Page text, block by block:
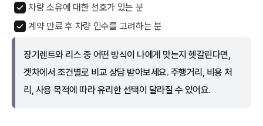
차량 소유에 대한 선호가 있는 분
계약 만료 후 차량 인수를 고려하는 분
장기렌트와 리스 중 어떤 방식이 나에게 맞는지 헷갈린다면,
겟차에서 조건별로 비교 상담 받아보세요. 주행거리, 비용 처
리, 사용 목적에 따라 유리한 선택이 달라질 수 있어요.